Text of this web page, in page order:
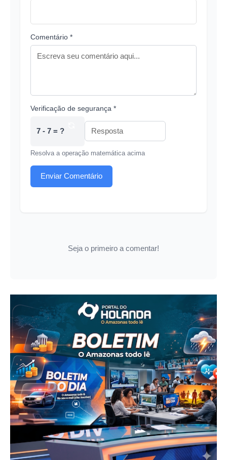
Comentário *
Verificação de segurança *
7 - 7 = ?
Resolva a operação matemática acima
Enviar Comentário
Seja o primeiro a comentar!